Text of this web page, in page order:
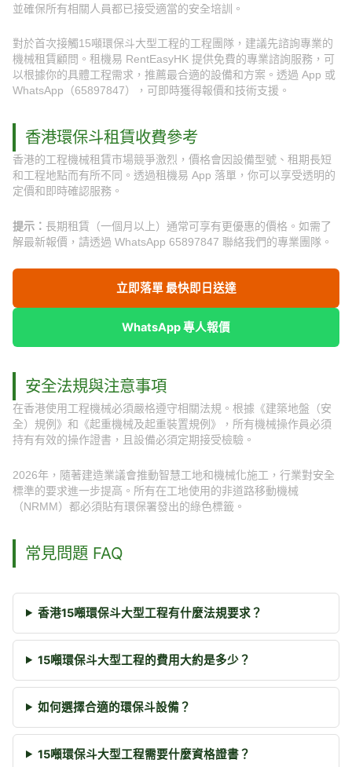
並確保所有相關人員都已接受適當的安全培訓。
對於首次接觸15噸環保斗大型工程的工程團隊，建議先諮詢專業的
機械租賃顧問。租機易 RentEasyHK 提供免費的專業諮詢服務，可
以根據你的具體工程需求，推薦最合適的設備和方案。透過 App 或
WhatsApp（65897847），可即時獲得報價和技術支援。
香港環保斗租賃收費參考
香港的工程機械租賃市場競爭激烈，價格會因設備型號、租期長短
和工程地點而有所不同。透過租機易 App 落單，你可以享受透明的
定價和即時確認服務。
提示： 長期租賃（一個月以上）通常可享有更優惠的價格。如需了
解最新報價，請透過 WhatsApp 65897847 聯絡我們的專業團隊。
立即落單 最快即日送達
WhatsApp 專人報價
安全法規與注意事項
在香港使用工程機械必須嚴格遵守相關法規。根據《建築地盤（安
全）規例》和《起重機械及起重裝置規例》，所有機械操作員必須
持有有效的操作證書，且設備必須定期接受檢驗。
2026年，隨著建造業議會推動智慧工地和機械化施工，行業對安全
標準的要求進一步提高。所有在工地使用的非道路移動機械
（NRMM）都必須貼有環保署發出的綠色標籤。
常見問題 FAQ
香港15噸環保斗大型工程有什麼法規要求？
15噸環保斗大型工程的費用大約是多少？
如何選擇合適的環保斗設備？
15噸環保斗大型工程需要什麼資格證書？